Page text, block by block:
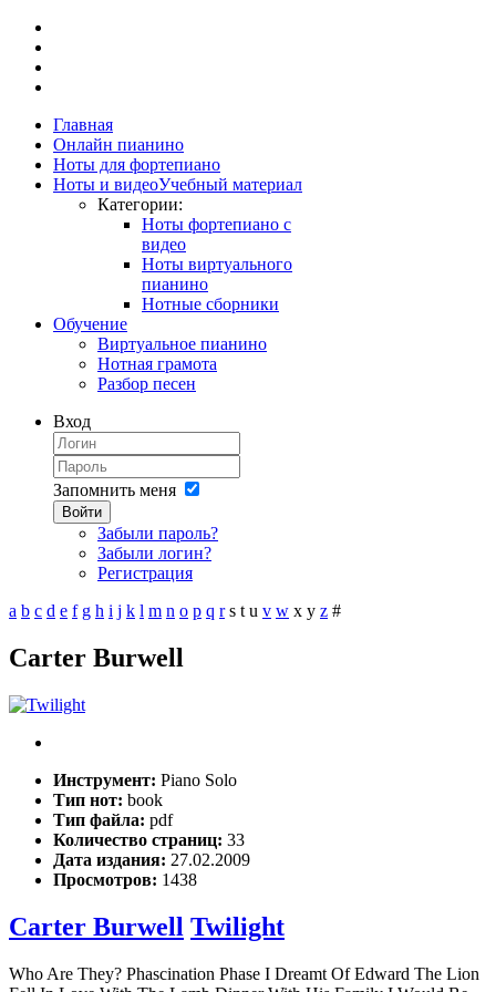
Главная
Онлайн пианино
Ноты для фортепиано
Ноты и видеоУчебный материал
Категории:
Ноты фортепиано с
видео
Ноты виртуального
пианино
Нотные сборники
Обучение
Виртуальное пианино
Нотная грамота
Разбор песен
Вход
Запомнить меня
Войти
Забыли пароль?
Забыли логин?
Регистрация
a b c d e f g h i j k l m n o p q r s t u v w x y z #
Carter Burwell
Инструмент: Piano Solo
Тип нот: book
Тип файла: pdf
Количество страниц: 33
Дата издания: 27.02.2009
Просмотров: 1438
Carter Burwell Twilight
Who Are They? Phascination Phase I Dreamt Of Edward The Lion